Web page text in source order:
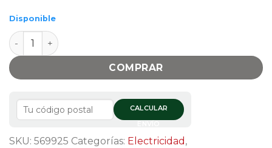
Disponible
Juego De Herramientas De Mano Aislado 1000v 25 Pcs
COMPRAR
CALCULAR
SKU: 569925 Categorías: Electricidad ,